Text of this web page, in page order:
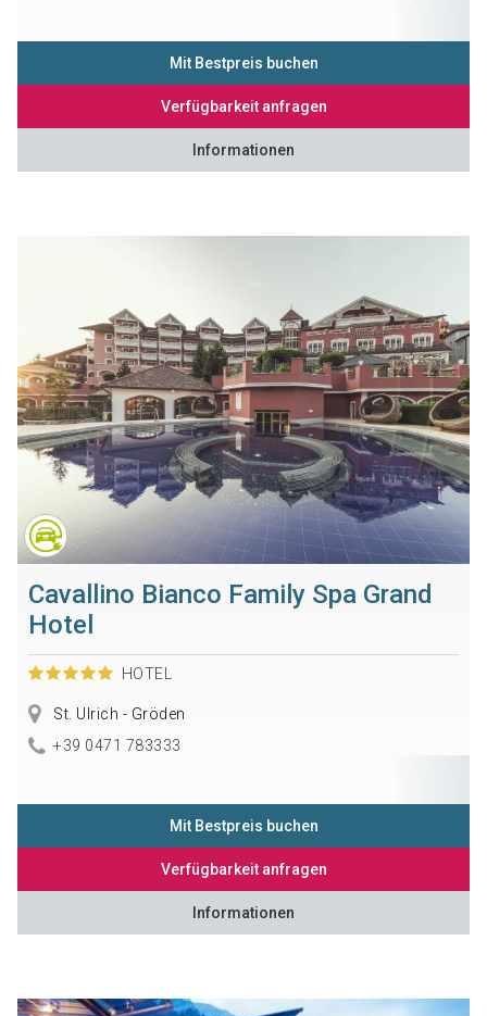
Mit Bestpreis buchen
Verfügbarkeit anfragen
Informationen
Cavallino Bianco Family Spa Grand
Hotel
HOTEL
St. Ulrich - Gröden
+39 0471 783333
Mit Bestpreis buchen
Verfügbarkeit anfragen
Informationen